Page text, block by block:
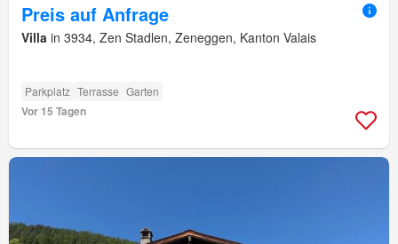
Preis auf Anfrage
Villa in 3934, Zen Stadlen, Zeneggen, Kanton Valais
Parkplatz Terrasse Garten
Vor 15 Tagen